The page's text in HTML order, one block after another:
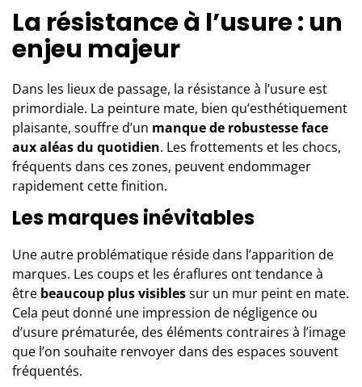
La résistance à l’usure : un
enjeu majeur
Dans les lieux de passage, la résistance à l’usure est
primordiale. La peinture mate, bien qu’esthétiquement
plaisante, souffre d’un manque de robustesse face
aux aléas du quotidien. Les frottements et les chocs,
fréquents dans ces zones, peuvent endommager
rapidement cette finition.
Les marques inévitables
Une autre problématique réside dans l’apparition de
marques. Les coups et les éraflures ont tendance à
être beaucoup plus visiblessur un mur peint en mate.
Cela peut donné une impression de négligence ou
d’usure prématurée, des éléments contraires à l’image
que l’on souhaite renvoyer dans des espaces souvent
fréquentés.